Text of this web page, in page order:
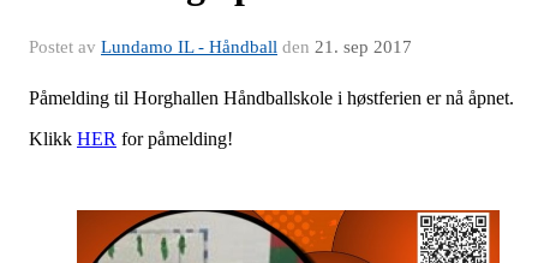
Postet av Lundamo IL - Håndball den 21. sep 2017
Påmelding til Horghallen Håndballskole i høstferien er nå åpnet.
Klikk HER for påmelding!